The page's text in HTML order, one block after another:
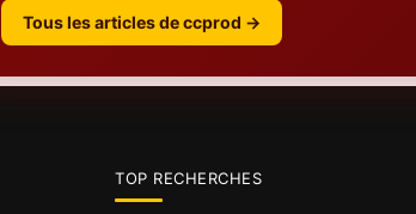
Tous les articles de ccprod →
TOP RECHERCHES